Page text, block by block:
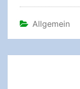
Allgemein